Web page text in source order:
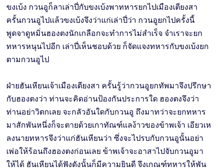
ขงเบ้ง กวนอูก็ลาเล่าปี่กับขงเบ้งพาทหารยกไปเมืองเตียงสา
ครั้นกวนอูไปแล้วขงเบ้งจึงว่าแก่เล่าปี่ว่า กวนอูยกไปครั้งนี้
พูดจาดูหมิ่นฮองตงนักเกลือกจะทำการไม่สำเร็จ จำเราจะยก
ทหารหนุนไปอีก เล่าปี่เห็นชอบด้วย ก็จัดแจงทหารกับขงเบ้งยก
ตามกวนอูไป
ฝ่ายฮันเหียนเจ้าเมืองเตียงสา ครั้นรู้ว่ากวนอูยกทัพมาจึงปรึกษา
กับฮองตงว่า ท่านจะคิดอ่านป้องกันประการใด ฮองตงจึงว่า
ท่านอย่าวิตกเลย จะกลัวอันใดกับกวนอู ถึงมาทว่าจะยกทหาร
มาสักพันหนึ่งก็จะตายด้วยเกาทัณฑ์แลง้าวของข้าพเจ้า เอียวเห
ลงนายทหารจึงว่าแก่ฮันเหียนว่า ซึ่งจะไปรบกับกวนอูนั้นอย่า
เพ่อให้ร้อนถึงฮองตงก่อนเลย ข้าพเจ้าจะอาสาไปจับกวนอูมา
ให้ได้ ฮันเหียนได้ฟังดังนั้นก็มีความยินดี จึงเกณฑ์ทหารให้พัน